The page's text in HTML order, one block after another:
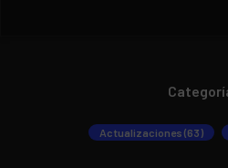
Actualizaciones (63)